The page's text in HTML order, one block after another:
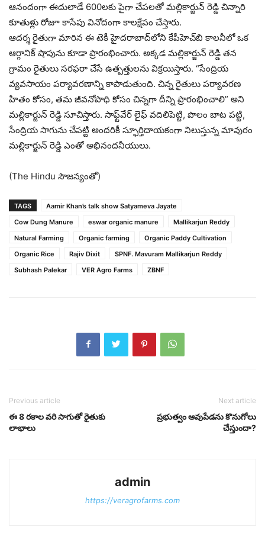
ఆనందంగా ఈదులాడే 600లకు పైగా చేపలతో మల్లికార్జున్ రెడ్డి చిన్నారి
కూతుళ్లు రోజూ కాసేపు వినోదంగా కాలక్షేపం చేస్తారు.
ఆదర్శ రైతుగా మారిన ఈ టెకీ హైదరాబాద్‌లోని కేపీహెచ్‌బి కాలనీలో ఒక
ఆర్గానిక్ షాపును కూడా ప్రారంభించారు. అక్కడ మల్లికార్జున్ రెడ్డి తన
గ్రామం రైతులు సరఫరా చేసే ఉత్పత్తులను విక్రయిస్తారు. “సేంద్రియ
వ్యవసాయం పర్యావరణాన్ని కాపాడుతుంది. చిన్న రైతులు పర్యావరణ
హితం కోసం, తమ జీవనోపాధి కోసం చిన్నగా దీన్ని ప్రారంభించాలి” అని
మల్లికార్జున్ రెడ్డి సూచిస్తారు. సాఫ్ట్‌వేర్ లైఫ్ వదిలిపెట్టి, పొలం బాట పట్టి,
సేంద్రియ సాగును చేపట్టి అందరికీ స్ఫూర్తిదాయకంగా నిలుస్తున్న మావురం
మల్లికార్జున్ రెడ్డి ఎంతో అభినందనీయులు.
(The Hindu సౌజన్యంతో)
TAGS
Aamir Khan’s talk show Satyameva Jayate
Cow Dung Manure
eswar organic manure
Mallikarjun Reddy
Natural Farming
Organic farming
Organic Paddy Cultivation
Organic Rice
Rajiv Dixit
SPNF. Mavuram Mallikarjun Reddy
Subhash Palekar
VER Agro Farms ZBNF
Previous article
ఈ 8 రకాల వరి సాగుతో రైతుకు
లాభాలు
Next article
ప్రభుత్వం ఆవుపేడను కొనుగోలు
చేస్తుందా?
admin
https://veragrofarms.com